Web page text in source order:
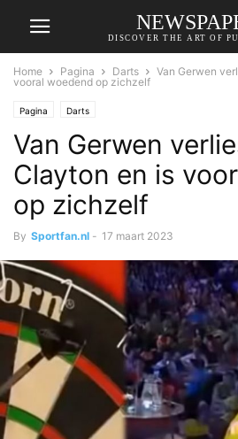
DISCOVER THE ART OF
Home Pagina Darts
Van Gerwen
vooral woedend op zichzelf
Pagina Darts
Van Gerwen
Clayton en is
op zichzelf
By Sportfan.nl - 17 maart 2023